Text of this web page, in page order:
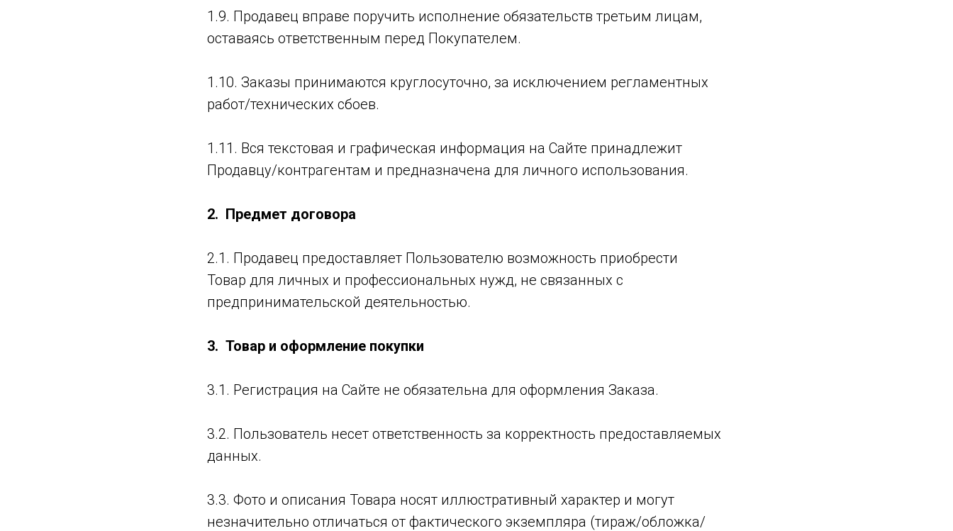
1.9. Продавец вправе поручить исполнение обязательств третьим лицам,
оставаясь ответственным перед Покупателем.
1.10. Заказы принимаются круглосуточно, за исключением регламентных
работ/технических сбоев.
1.11. Вся текстовая и графическая информация на Сайте принадлежит
Продавцу/контрагентам и предназначена для личного использования.
2. Предмет договора
2.1. Продавец предоставляет Пользователю возможность приобрести
Товар для личных и профессиональных нужд, не связанных с
предпринимательской деятельностью.
3. Товар и оформление покупки
3.1. Регистрация на Сайте не обязательна для оформления Заказа.
3.2. Пользователь несет ответственность за корректность предоставляемых
данных.
3.3. Фото и описания Товара носят иллюстративный характер и могут
незначительно отличаться от фактического экземпляра (тираж/обложка/